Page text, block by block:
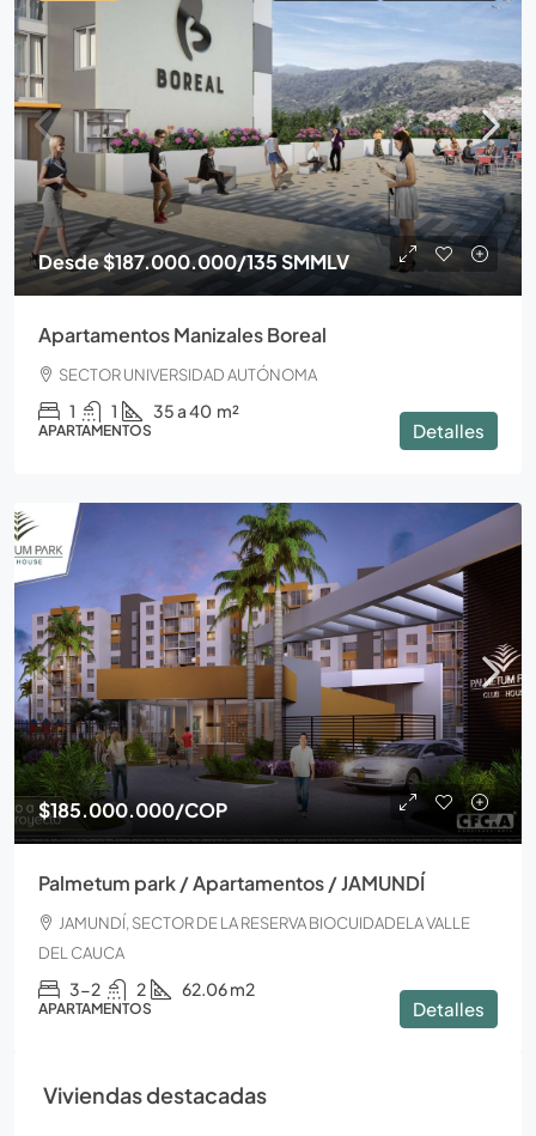
Desde$187.000.000/135 SMMLV
Apartamentos Manizales Boreal
SECTOR UNIVERSIDAD AUTÓNOMA
1 1 35 a 40 m²
APARTAMENTOS Detalles
$185.000.000/COP
Palmetum park / Apartamentos / JAMUNDÍ
JAMUNDÍ, SECTOR DE LA RESERVA BIOCUIDADELA VALLE
DEL CAUCA
3-2 2 62.06 m2
APARTAMENTOS Detalles
Viviendas destacadas